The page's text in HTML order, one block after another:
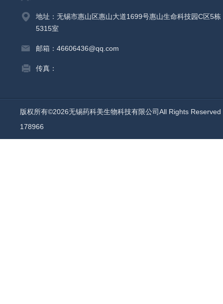
地址：无锡市惠山区惠山大道1699号惠山生命科技园C区5栋
5315室
邮箱：46606436@qq.com
传真：
版权所有©2026无锡药科美生物科技有限公司All Rights
178966